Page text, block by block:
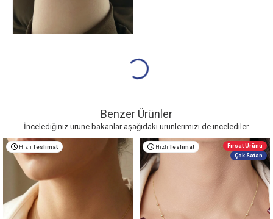
Benzer Ürünler
İncelediğiniz ürüne bakanlar aşağıdaki ürünlerimizi de incelediler.
Hızlı Teslimat Hızlı Teslimat
Fırsat Ürünü
Çok Satan